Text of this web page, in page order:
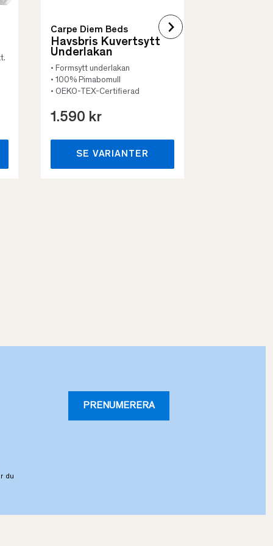
Carpe Diem Beds
Havsbris Kuvertsytt
Underlakan
• Formsytt underlakan
• 100% Pimabomull
• OEKO-TEX-Certifierad
1.590 kr
SE VARIANTER
PRENUMERERA
du